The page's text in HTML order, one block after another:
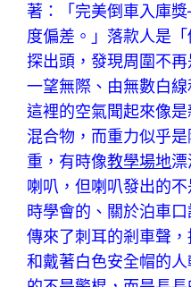
著：「完美倒車入庫
度偏差。」落款人是
探出頭，發現周圍不
一望無際、由無數白
這裡的空氣聞起來像
混合物，而重力似乎
重，有時像教學場地
喇叭，但喇叭發出的
時學會的、關於泊車
傳來了刺耳的剎車聲
和戴著白色安全帽的